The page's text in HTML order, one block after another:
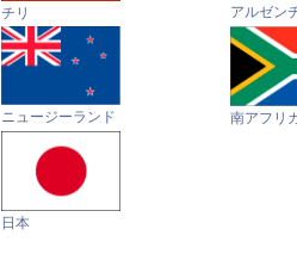
チリ アルゼン
ニュージーランド 南アフリ
日本